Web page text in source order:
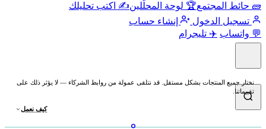
🧱 حائط المجتمع🏆 لوحة المحلّلين✍️ اكتب تحليلك
تسجيل الدخول
إنشاء حساب
💬 واتساب ✈️ تليجرام
نختار جميع المنتجات بشكل مستقل. قد نتلقى عمولة من روابط الشركاء — لا يؤثر ذلك على
تقييماتنا.
كيف نعمل